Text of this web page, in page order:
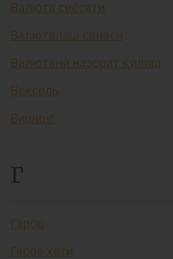
Валюта сиёсати
Валюталаш санаси
Валютани назорат қилиш
Вексель
Вишинг
Г
Гаров
Гаров хати